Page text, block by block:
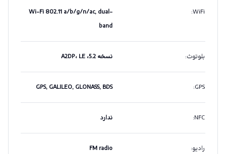
WiFi
:
Wi-Fi 802.11 a/b/g/n/ac, dual-
band
بلوتوث: نسخه 5.2، A2DP، LE
GPS
:
GPS, GALILEO, GLONASS, BDS
NFC
: ندارد
رادیو:
FM radio